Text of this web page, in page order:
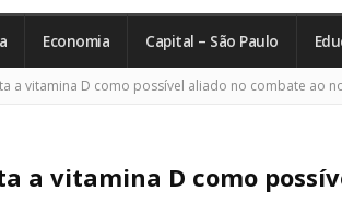
Economia Capital – São Paulo
a vitamina D como possível aliado no combate ao
a vitamina D como